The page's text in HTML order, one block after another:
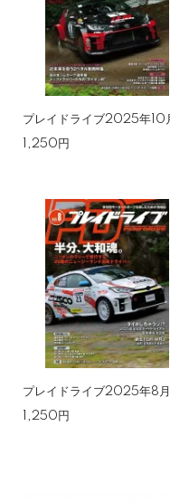
プレイドライブ2025年10
1,250円
プレイドライブ2025年8
1,250円